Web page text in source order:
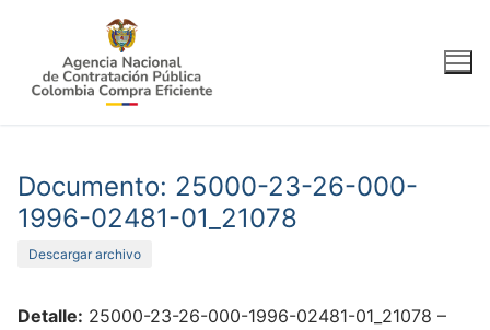
contenido
Documento: 25000-23-26-000-
1996-02481-01_21078
Descargar archivo
Detalle: 25000-23-26-000-1996-02481-01_21078 –